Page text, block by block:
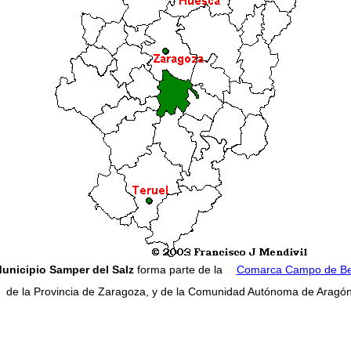
Samper del Salzforma parte de la Comarca Campo de
de la Provincia de Zaragoza, y de la Comunidad Autónoma de